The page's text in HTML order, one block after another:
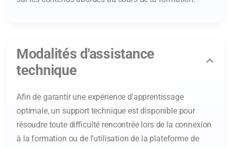
Modalités d'assistance
technique
Afin de garantir une expérience d'apprentissage
optimale, un support technique est disponible pour
résoudre toute difficulté rencontrée lors de la connexion
à la formation ou de l'utilisation de la plateforme de